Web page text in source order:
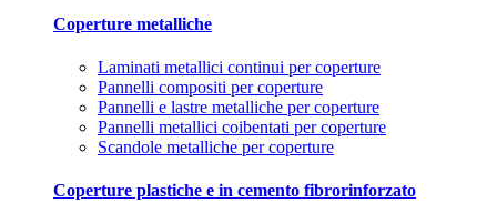
Coperture metalliche
Laminati metallici continui per coperture
Pannelli compositi per coperture
Pannelli e lastre metalliche per coperture
Pannelli metallici coibentati per coperture
Scandole metalliche per coperture
Coperture plastiche e in cemento fibrorinforzato